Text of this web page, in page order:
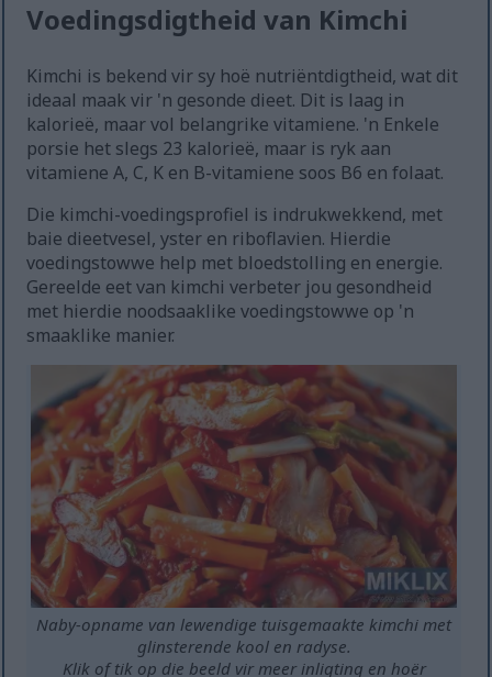
Voedingsdigtheid van Kimchi
Kimchi is bekend vir sy hoë nutriëntdigtheid, wat dit
ideaal maak vir 'n gesonde dieet. Dit is laag in
kalorieë, maar vol belangrike vitamiene. 'n Enkele
porsie het slegs 23 kalorieë, maar is ryk aan
vitamiene A, C, K en B-vitamiene soos B6 en folaat.
Die kimchi-voedingsprofiel is indrukwekkend, met
baie dieetvesel, yster en riboflavien. Hierdie
voedingstowwe help met bloedstolling en energie.
Gereelde eet van kimchi verbeter jou gesondheid
met hierdie noodsaaklike voedingstowwe op 'n
smaaklike manier.
Naby-opname van lewendige tuisgemaakte kimchi met
glinsterende kool en radyse.
Klik of tik op die beeld vir meer inligting en hoër